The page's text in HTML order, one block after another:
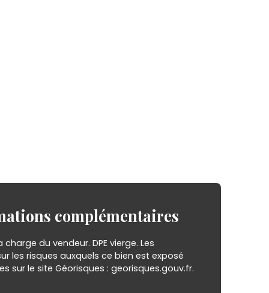
complémentaires
du vendeur. DPE vierge. Les
les risques auxquels ce bien est exposé
sur le site Géorisques : georisques.gouv.fr.